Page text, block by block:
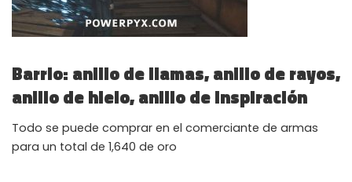
Barrio: anillo de llamas, anillo de rayos,
anillo de hielo, anillo de inspiración
Todo se puede comprar en el comerciante de armas
para un total de 1,640 de oro